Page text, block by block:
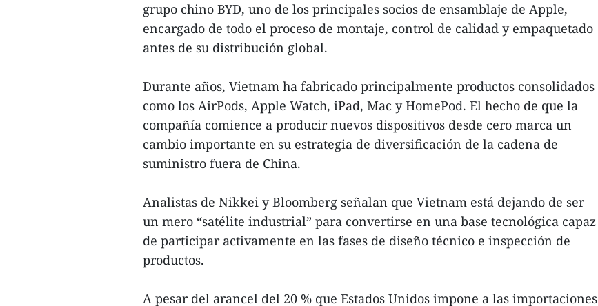
grupo chino BYD, uno de los principales socios de ensamblaje de Apple,
encargado de todo el proceso de montaje, control de calidad y empaquetado
antes de su distribución global.
Durante años, Vietnam ha fabricado principalmente productos consolidados
como los AirPods, Apple Watch, iPad, Mac y HomePod. El hecho de que la
compañía comience a producir nuevos dispositivos desde cero marca un
cambio importante en su estrategia de diversificación de la cadena de
suministro fuera de China.
Analistas de Nikkei y Bloomberg señalan que Vietnam está dejando de ser
un mero “satélite industrial” para convertirse en una base tecnológica capaz
de participar activamente en las fases de diseño técnico e inspección de
productos.
A pesar del arancel del 20 % que Estados Unidos impone a las importaciones